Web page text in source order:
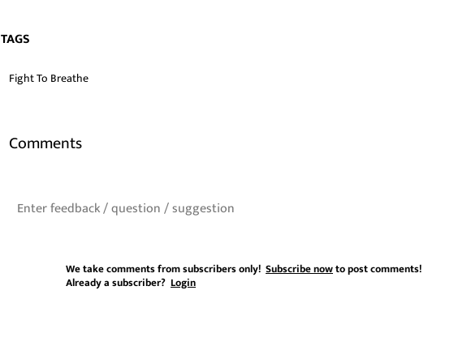
TAGS
Fight To Breathe
Comments
We take comments from subscribers only! Subscribe nowto post comments!
Already a subscriber? Login